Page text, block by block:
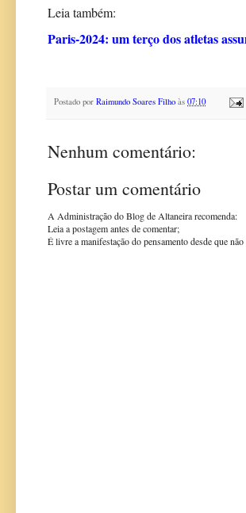
Leia também:
Paris-2024: um terço dos atletas
Postado por Raimundo Soares Filho às 07:10
Nenhum comentário:
Postar um comentário
A Administração do Blog de Altaneira recomenda:
Leia a postagem antes de comentar;
É livre a manifestação do pensamento desde que